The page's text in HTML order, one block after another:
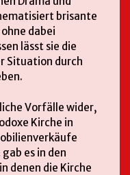
brisante
dabei
lässt sie die
Situation durch
Vorfälle wider,
Kirche in
es in den
denen die Kirche